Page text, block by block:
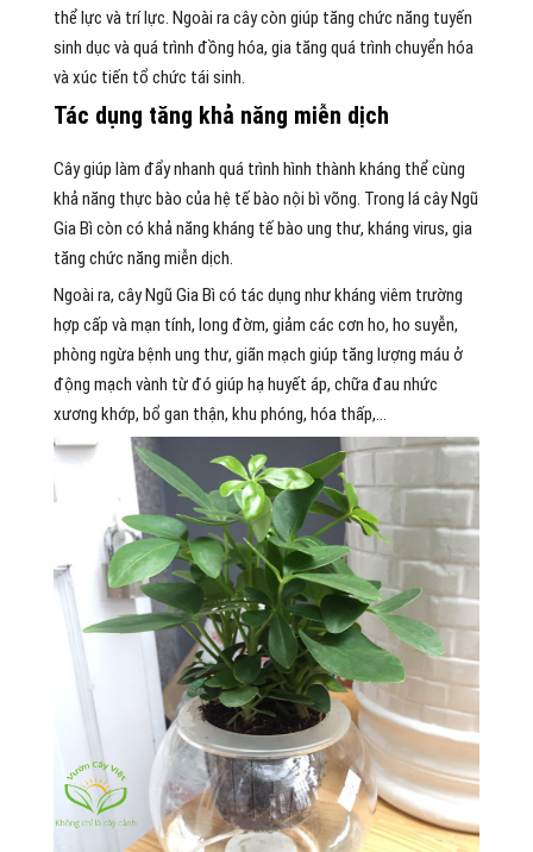
thể lực và trí lực. Ngoài ra cây còn giúp tăng chức năng tuyến
sinh dục và quá trình đồng hóa, gia tăng quá trình chuyển hóa
và xúc tiến tổ chức tái sinh.
Tác dụng tăng khả năng miễn dịch
Cây giúp làm đẩy nhanh quá trình hình thành kháng thể cùng
khả năng thực bào của hệ tế bào nội bì võng. Trong lá cây Ngũ
Gia Bì còn có khả năng kháng tế bào ung thư, kháng virus, gia
tăng chức năng miễn dịch.
Ngoài ra, cây Ngũ Gia Bì có tác dụng như kháng viêm trường
hợp cấp và mạn tính, long đờm, giảm các cơn ho, ho suyễn,
phòng ngừa bệnh ung thư, giãn mạch giúp tăng lượng máu ở
động mạch vành từ đó giúp hạ huyết áp, chữa đau nhức
xương khớp, bổ gan thận, khu phóng, hóa thấp,…